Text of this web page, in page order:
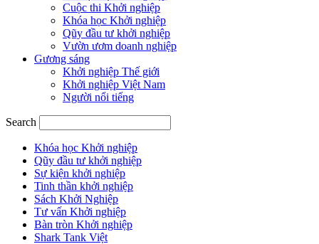
Cuộc thi Khởi nghiệp
Khóa học Khởi nghiệp
Qũy đầu tư khởi nghiệp
Vườn ươm doanh nghiệp
Gương sáng
Khởi nghiệp Thế giới
Khởi nghiệp Việt Nam
Người nổi tiếng
Search
Khóa học Khởi nghiệp
Qũy đầu tư khởi nghiệp
Sự kiện khởi nghiệp
Tinh thần khởi nghiệp
Sách Khởi Nghiệp
Tư vấn Khởi nghiệp
Bàn tròn Khởi nghiệp
Shark Tank Việt